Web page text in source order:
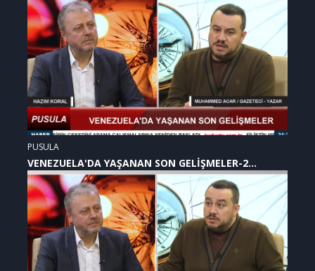
PUSULA
VENEZUELA'DA YAŞANAN SON GELİŞMELER-2
(07.01.2026)